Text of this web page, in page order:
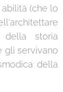
(che lo
storia
gli servivano
della